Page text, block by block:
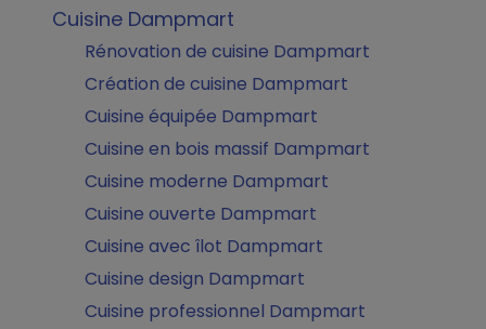
Cuisine Dampmart
Rénovation de cuisine Dampmart
Création de cuisine Dampmart
Cuisine équipée Dampmart
Cuisine en bois massif Dampmart
Cuisine moderne Dampmart
Cuisine ouverte Dampmart
Cuisine avec îlot Dampmart
Cuisine design Dampmart
Cuisine professionnel Dampmart